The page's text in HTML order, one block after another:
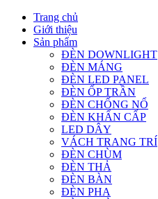
Trang chủ
Giới thiệu
Sản phẩm
ĐÈN DOWNLIGHT
ĐÈN MÁNG
ĐÈN LED PANEL
ĐÈN ỐP TRẦN
ĐÈN CHỐNG NỔ
ĐÈN KHẨN CẤP
LED DÂY
VÁCH TRANG TRÍ
ĐÈN CHÙM
ĐÈN THẢ
ĐÈN BÀN
ĐÈN PHA